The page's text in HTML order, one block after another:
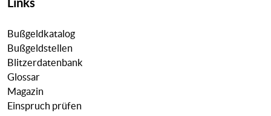
Bußgeldkatalog
Bußgeldstellen
Blitzerdatenbank
Glossar
Magazin
Einspruch prüfen